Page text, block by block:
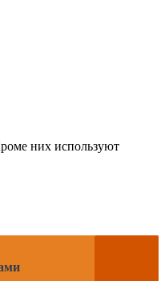
них используют